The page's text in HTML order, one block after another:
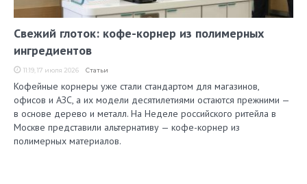
Свежий глоток: кофе-корнер из полимерных
ингредиентов
11:19, 17 июля 2026 Статьи
Кофейные корнеры уже стали стандартом для магазинов,
офисов и АЗС, а их модели десятилетиями остаются прежними —
в основе дерево и металл. На Неделе российского ритейла в
Москве представили альтернативу — кофе-корнер из
полимерных материалов.